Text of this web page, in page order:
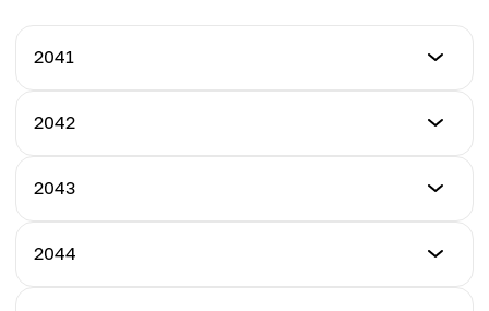
2041
Preço Mínimo
Preço Máximo
2042
Preço Mínimo
Preço Máximo
2043
Preço Mínimo
2044